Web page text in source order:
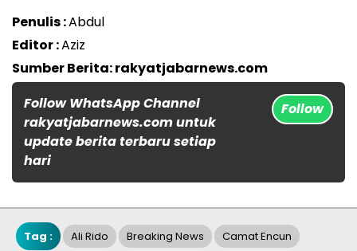
Penulis :Abdul
Editor :Aziz
Sumber Berita: rakyatjabarnews.com
Follow WhatsApp Channel
rakyatjabarnews.com untuk
update berita terbaru setiap
hari
Follow
Tag : Ali Rido Breaking News Camat Encun